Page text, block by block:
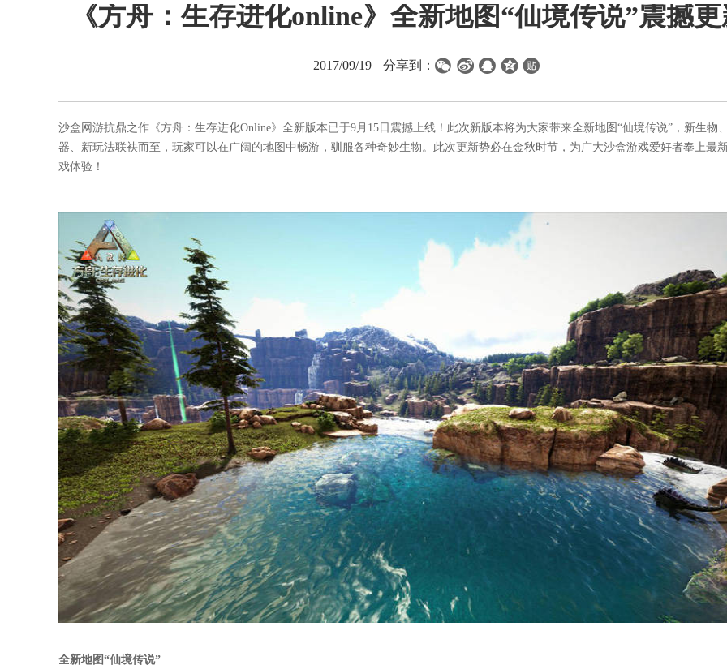
《方舟：生存进化online》全新地图“仙境传说”震撼
2017/09/19 分享到：
沙盒网游抗鼎之作《方舟：生存进化Online》全新版本已于9月15日震撼上线！此次新版本将为大家带来全新地图“仙境传说”，新生物
器、新玩法联袂而至，玩家可以在广阔的地图中畅游，驯服各种奇妙生物。此次更新势必在金秋时节，为广大沙盒游戏爱好者奉上最
戏体验！
全新地图“仙境传说”